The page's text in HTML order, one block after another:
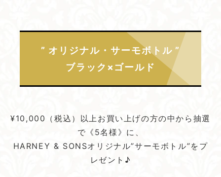
” オリジナル・サーモボトル ”
ブラック×ゴールド
¥10,000（税込）以上お買い上げの方の中から抽選
で《5名様》に、
HARNEY & SONSオリジナル”サーモボトル”をプ
レゼント♪